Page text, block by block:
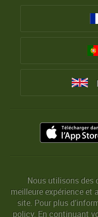
Nous utilisons des
meilleure expérience et
site. Pour plus
policy. En continuant